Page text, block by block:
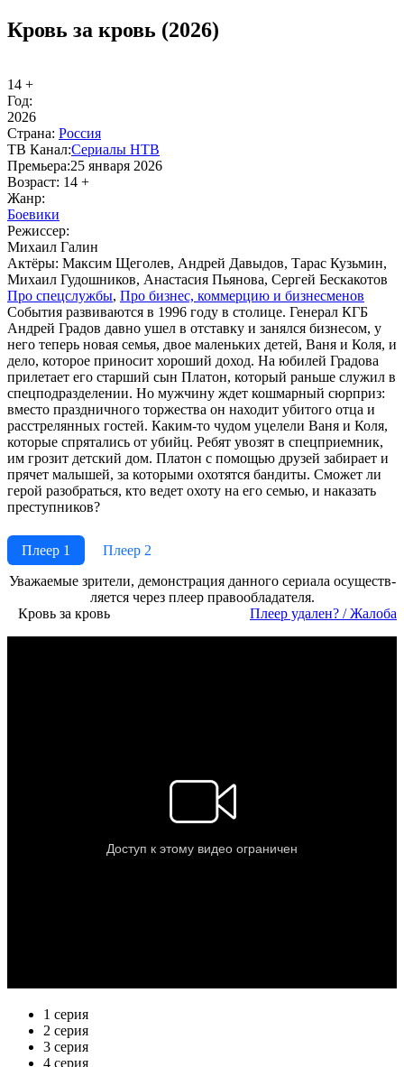
Кровь за кровь (2026)
14 +
Год:
2026
Стра­на: Рос­сия
ТВ Ка­нал:Се­риа­лы НТВ
Пре­мье­ра:25 января 2026
Воз­раст: 14 +
Жанр:
Бое­ви­ки
Ре­жис­сер:
Михаил Галин
Ак­тё­ры: Максим Щеголев, Андрей Давыдов, Тарас Кузьмин,
Михаил Гудошников, Анастасия Пьянова, Сергей Бескакотов
Про спец­служ­бы, Про биз­нес, ком­мер­цию и биз­нес­ме­нов
События развиваются в 1996 году в столице. Генерал КГБ
Андрей Градов давно ушел в отставку и занялся бизнесом, у
него теперь новая семья, двое маленьких детей, Ваня и Коля, и
дело, которое приносит хороший доход. На юбилей Градова
прилетает его старший сын Платон, который раньше служил в
спецподразделении. Но мужчину ждет кошмарный сюрприз:
вместо праздничного торжества он находит убитого отца и
расстрелянных гостей. Каким-то чудом уцелели Ваня и Коля,
которые спрятались от убийц. Ребят увозят в спецприемник,
им грозит детский дом. Платон с помощью друзей забирает и
прячет малышей, за которыми охотятся бандиты. Сможет ли
герой разобраться, кто ведет охоту на его семью, и наказать
преступников?
Плеер 1
Плеер 2
Ува­жае­мые зри­те­ли, де­мон­ст­ра­ция дан­но­го се­риа­ла осу­ще­ст­в­
ля­ет­ся че­рез пле­ер пра­во­об­ла­да­те­ля.
Кровь за кровь
Пле­ер уда­лен? / Жа­ло­ба
1 серия
2 серия
3 серия
4 серия